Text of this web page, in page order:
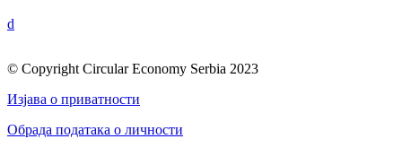
d
© Copyright Circular Economy Serbia 2023
Изјава о приватности
Обрада података о личности